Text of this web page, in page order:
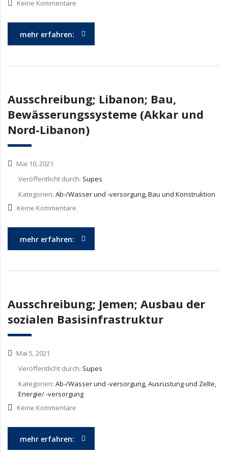
Keine Kommentare
mehr erfahren:
Ausschreibung; Libanon; Bau,
Bewässerungssysteme (Akkar und
Nord-Libanon)
Mai 10, 2021
Veröffentlicht durch: Supes
Kategorien: Ab-/Wasser und -versorgung, Bau und Konstruktion
Keine Kommentare
mehr erfahren:
Ausschreibung; Jemen; Ausbau der
sozialen Basisinfrastruktur
Mai 5, 2021
Veröffentlicht durch: Supes
Kategorien: Ab-/Wasser und -versorgung, Ausrüstung und Zelte,
Energie/ -versorgung
Keine Kommentare
mehr erfahren: